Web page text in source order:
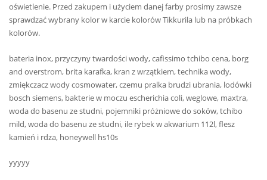
oświetlenie. Przed zakupem i użyciem danej farby prosimy zawsze
sprawdzać wybrany kolor w karcie kolorów Tikkurila lub na próbkach
kolorów.
bateria inox, przyczyny twardości wody, cafissimo tchibo cena, borg
and overstrom, brita karafka, kran z wrzątkiem, technika wody,
zmiękczacz wody cosmowater, czemu pralka brudzi ubrania, lodówki
bosch siemens, bakterie w moczu escherichia coli, weglowe, maxtra,
woda do basenu ze studni, pojemniki próżniowe do soków, tchibo
mild, woda do basenu ze studni, ile rybek w akwarium 112l, flesz
kamień i rdza, honeywell hs10s
yyyyy